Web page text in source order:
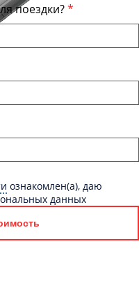
поездки?
ознакомлен(а), даю
данных